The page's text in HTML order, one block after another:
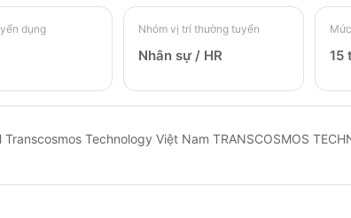
dụng Nhóm vị trí thường tuyển
Nhân sự / HR 15
Transcosmos Technology Việt Nam TRANSCOSMOS